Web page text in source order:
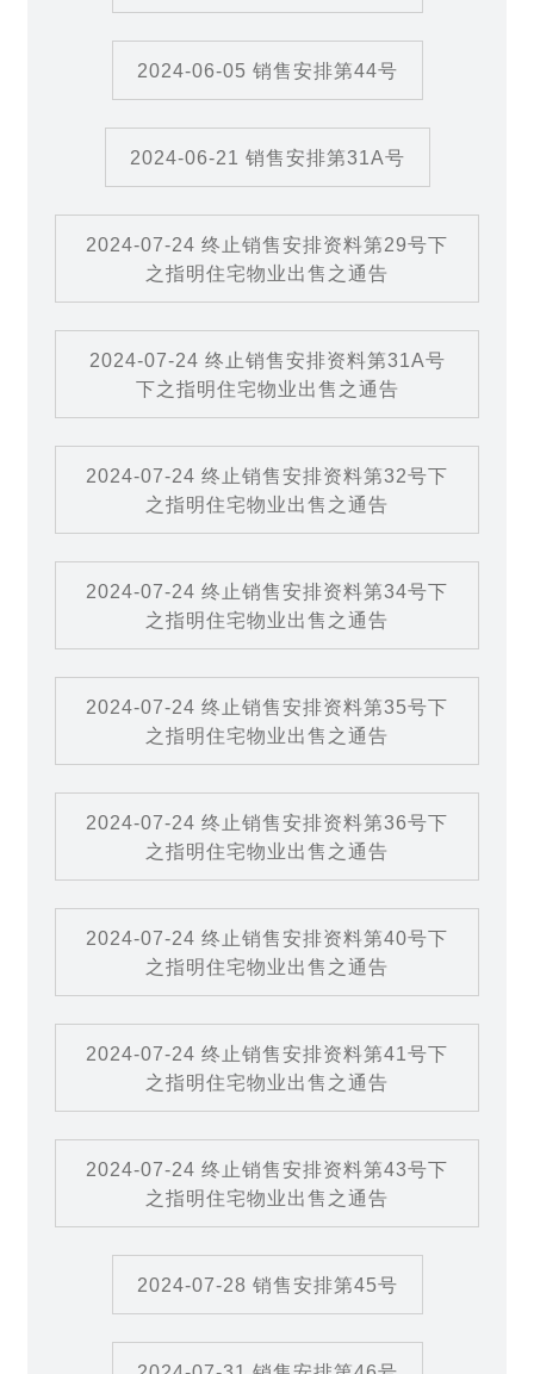
2024-06-05 销售安排第44号
2024-06-21 销售安排第31A号
2024-07-24 终止销售安排资料第29号下
之指明住宅物业出售之通告
2024-07-24 终止销售安排资料第31A号
下之指明住宅物业出售之通告
2024-07-24 终止销售安排资料第32号下
之指明住宅物业出售之通告
2024-07-24 终止销售安排资料第34号下
之指明住宅物业出售之通告
2024-07-24 终止销售安排资料第35号下
之指明住宅物业出售之通告
2024-07-24 终止销售安排资料第36号下
之指明住宅物业出售之通告
2024-07-24 终止销售安排资料第40号下
之指明住宅物业出售之通告
2024-07-24 终止销售安排资料第41号下
之指明住宅物业出售之通告
2024-07-24 终止销售安排资料第43号下
之指明住宅物业出售之通告
2024-07-28 销售安排第45号